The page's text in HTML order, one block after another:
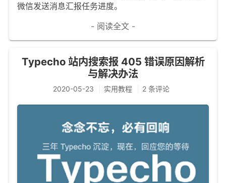
微信发送消息汇报任务进度。
- 阅读全文 -
Typecho 站内搜索报 405 错误原因解析
与解决办法
2020-05-23 实用教程 2 条评论